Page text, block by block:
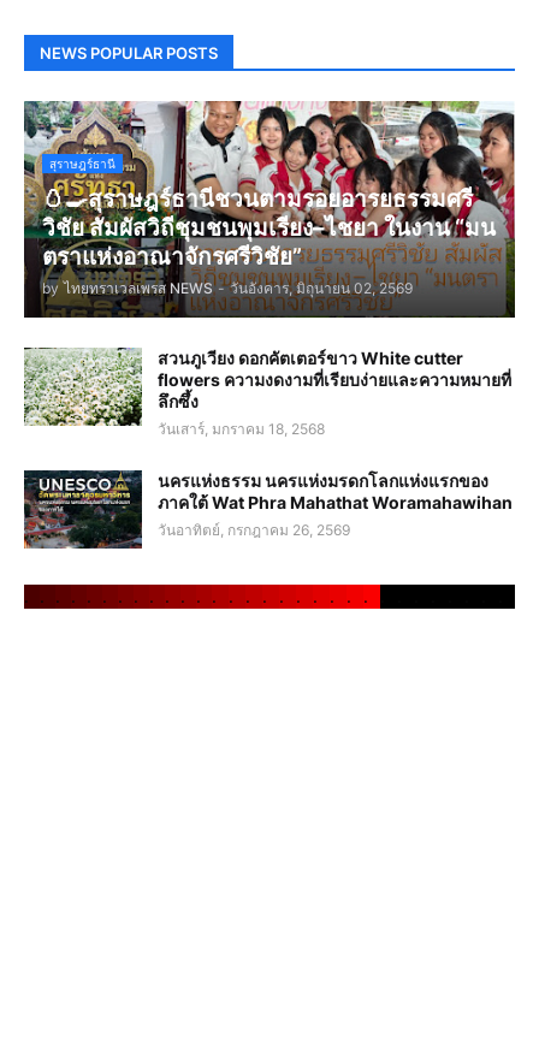
NEWS POPULAR POSTS
สุราษฎร์ธานี
🥚🍳สุราษฎร์ธานีชวนตามรอยอารยธรรมศรี
วิชัย สัมผัสวิถีชุมชนพุมเรียง–ไชยา ในงาน “มน
ตราแห่งอาณาจักรศรีวิชัย”
by ไทยทราเวลเพรส NEWS - วันอังคาร, มิถุนายน 02, 2569
สวนภูเวียง ดอกคัตเตอร์ขาว White cutter
flowers ความงดงามที่เรียบง่ายและความหมายที่
ลึกซึ้ง
วันเสาร์, มกราคม 18, 2568
นครแห่งธรรม นครแห่งมรดกโลกแห่งแรกของ
ภาคใต้ Wat Phra Mahathat Woramahawihan
วันอาทิตย์, กรกฎาคม 26, 2569
. . . . . . . . . . . . . . . . . . . . . .